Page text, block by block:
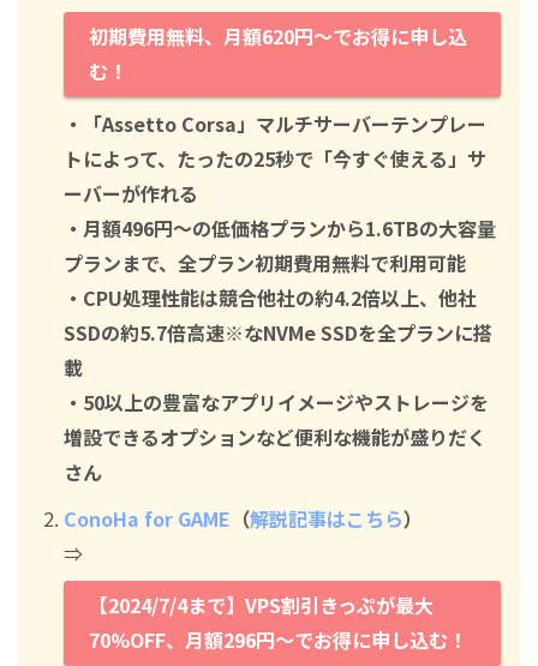
初期費用無料、月額620円～でお得に申し込
む！
・「Assetto Corsa」マルチサーバーテンプレー
トによって、たったの25秒で「今すぐ使える」サ
ーバーが作れる
・月額496円～の低価格プランから1.6TBの大容量
プランまで、全プラン初期費用無料で利用可能
・CPU処理性能は競合他社の約4.2倍以上、他社
SSDの約5.7倍高速※なNVMe SSDを全プランに搭
載
・50以上の豊富なアプリイメージやストレージを
増設できるオプションなど便利な機能が盛りだく
さん
ConoHa for GAME （解説記事はこちら）
⇒
【2024/7/4まで】VPS割引きっぷが最大
70%OFF、月額296円～でお得に申し込む！